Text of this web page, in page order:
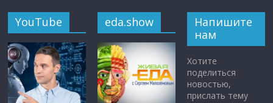
YouTube eda.show
Напишите
нам
Хотите
поделиться
новостью,
прислать тему